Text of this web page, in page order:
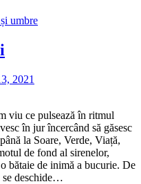
umbre
2021
viu ce pulsează în ritmul
în jur încercând să găsesc
la Soare, Verde, Viață,
de fond al sirenelor,
bătaie de inimă a bucurie. De
se deschide…